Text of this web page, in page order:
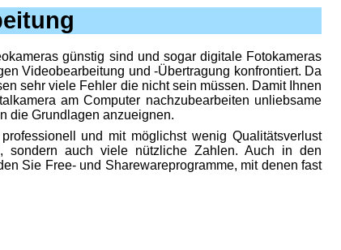
günstig sind und sogar digitale Fotokameras
Videobearbeitung und -Übertragung konfrontiert. Da
sehr viele Fehler die nicht sein müssen. Damit Ihnen
am Computer nachzubearbeiten unliebsame
die Grundlagen anzueignen.
und mit möglichst wenig Qualitätsverlust
sondern auch viele nützliche Zahlen. Auch in den
Sie Free- und Sharewareprogramme, mit denen fast